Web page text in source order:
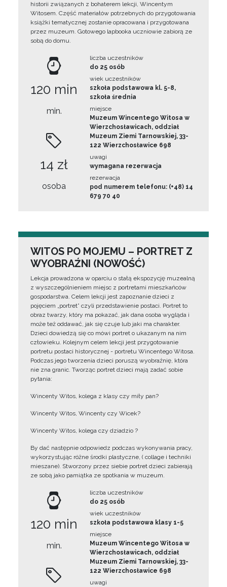
historii związanych z bohaterem lekcji, Wincentym
Witosem. Część materiałów potrzebnych do przygotowania
książki tematycznej zostanie opracowana i przygotowana
przez muzeum. Gotowego lapbooka uczniowie zabiorą ze
sobą do domu.
120 min
min.
14 zł
osoba
liczba uczestników
do 25 osób
wiek uczestników
szkoła podstawowa kl. 5-8,
szkoła średnia
miejsce
Muzeum Wincentego Witosa w
Wierzchosławicach, oddział
Muzeum Ziemi Tarnowskiej, 33-
122 Wierzchosławice 698
uwagi
wymagana rezerwacja
rezerwacja
pod numerem telefonu: (+48) 14
679 70 40
WITOS PO MOJEMU – PORTRET Z
WYOBRAŹNI (NOWOŚĆ)
Lekcja prowadzona w oparciu o stałą ekspozycję muzealną
z wyszczególnieniem miejsc z portretami mieszkańców
gospodarstwa. Celem lekcji jest zapoznanie dzieci z
pojęciem „portret” czyli przedstawienie postaci. Portret to
obraz twarzy, który ma pokazać, jak dana osoba wygląda i
może też oddawać, jak się czuje lub jaki ma charakter.
Dzieci dowiedzą się co mówi portret o ukazanym na nim
człowieku. Kolejnym celem lekcji jest przygotowanie
portretu postaci historycznej - portretu Wincentego Witosa.
Podczas jego tworzenia dzieci poruszą wyobraźnię, która
nie zna granic. Tworząc portret dzieci mają zadać sobie
pytania:
Wincenty Witos, kolega z klasy czy miły pan?
Wincenty Witos, Wincenty czy Wicek?
Wincenty Witos, kolega czy dziadzio ?
By dać następnie odpowiedz podczas wykonywania pracy,
wykorzystując różne środki plastyczne, ( collage i techniki
mieszane). Stworzony przez siebie portret dzieci zabierają
ze sobą jako pamiątka ze spotkania w muzeum.
120 min
min.
liczba uczestników
do 25 osób
wiek uczestników
szkoła podstawowa klasy 1-5
miejsce
Muzeum Wincentego Witosa w
Wierzchosławicach, oddział
Muzeum Ziemi Tarnowskiej, 33-
122 Wierzchosławice 698
uwagi